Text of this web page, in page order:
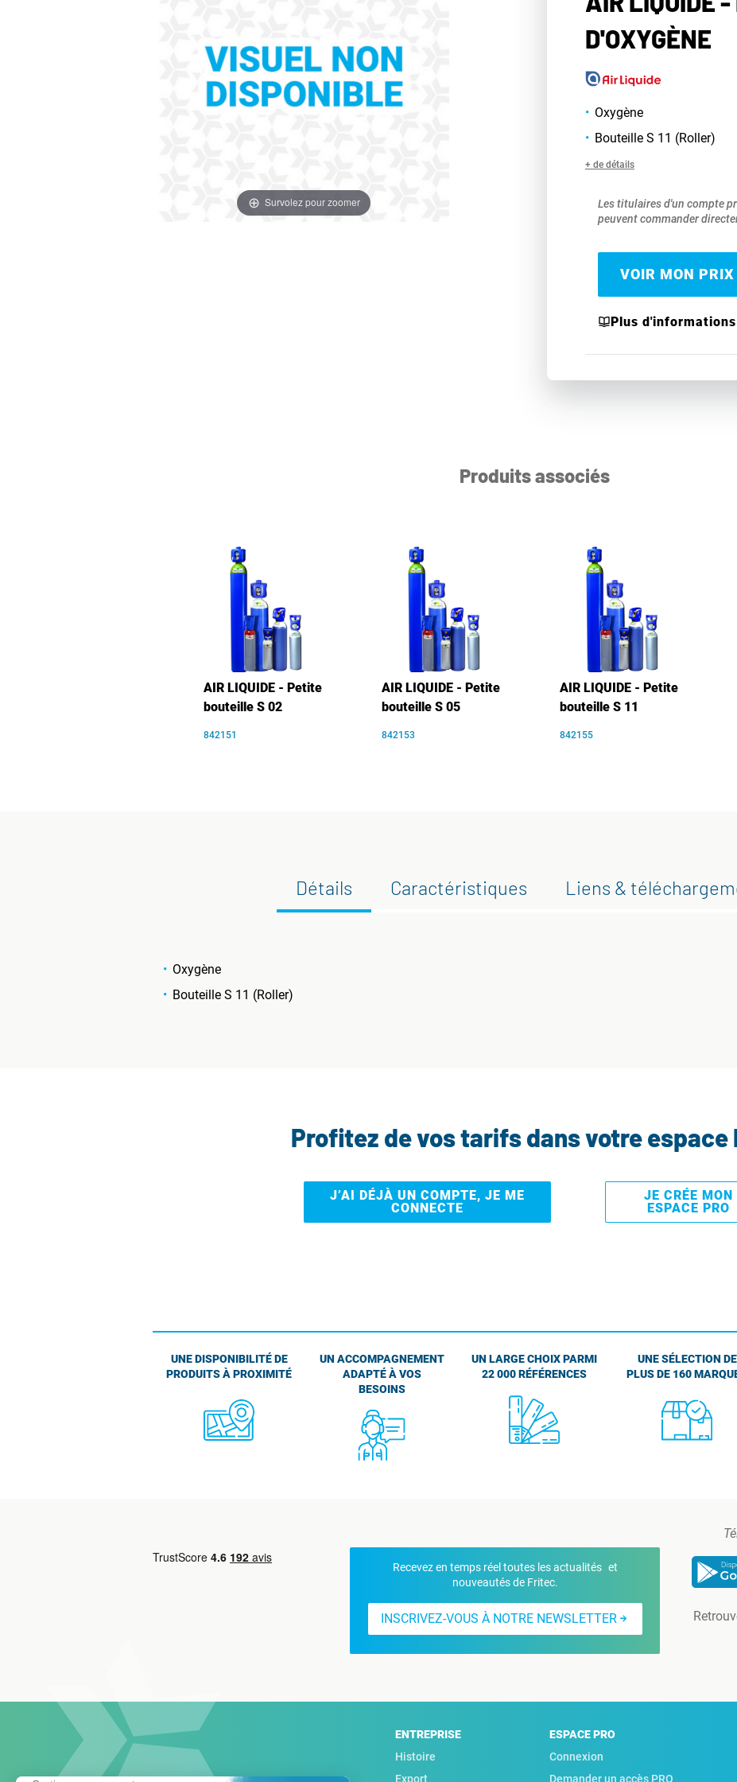
Survolez pour zoomer
D'OXYGÈNE
Oxygène
Bouteille S 11 (Roller)
+ de détails
Les titulaires d'un compte
peuvent commander
VOIR MON
Plus
Produits associés
AIR LIQUIDE - Petite
bouteille S 02
842151
AIR LIQUIDE - Petite
bouteille S 05
842153
AIR LIQUIDE - Petite
bouteille S 11
842155
Détails Caractéristiques Liens &
Oxygène
Bouteille S 11 (Roller)
Profitez de vos tarifs dans votre espace
J’AI DÉJÀ UN COMPTE, JE ME
CONNECTE
JE CRÉE MON
ESPACE PRO
UNE DISPONIBILITÉ DE
PRODUITS À PROXIMITÉ
UN ACCOMPAGNEMENT
ADAPTÉ À VOS
BESOINS
UN LARGE CHOIX PARMI
22 000 RÉFÉRENCES
UNE SÉLECTION DE
PLUS DE 160
Recevez en temps réel toutes les actualités et
nouveautés de Fritec.
INSCRIVEZ-VOUS À NOTRE NEWSLETTER
ENTREPRISE
Histoire
Export
ESPACE PRO
Connexion
Demander un accès PRO